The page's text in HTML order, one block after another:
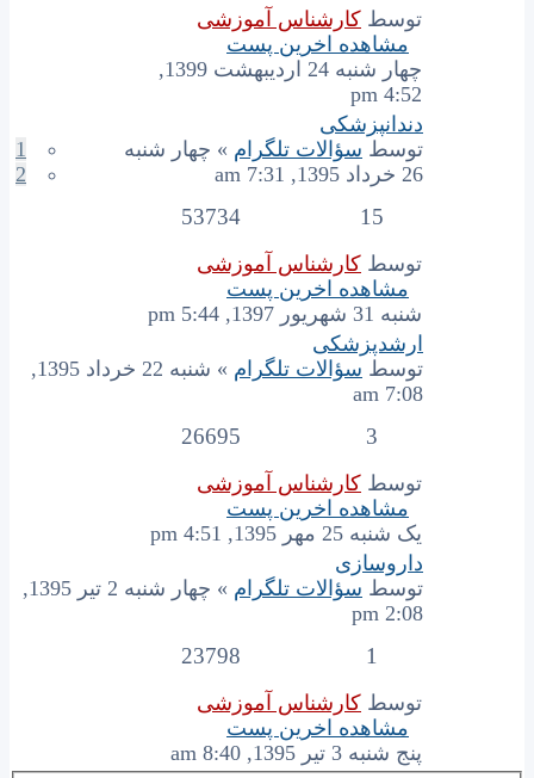
توسط کارشناس آموزشی
مشاهده اخرین پست
چهار شنبه 24 اردیبهشت 1399,
4:52 pm
دندانپزشکی
1
2
توسط سؤالات تلگرام » چهار شنبه
26 خرداد 1395, 7:31 am
15
53734
توسط کارشناس آموزشی
مشاهده اخرین پست
شنبه 31 شهریور 1397, 5:44 pm
ارشدپزشکی
توسط سؤالات تلگرام
» شنبه 22 خرداد 1395,
7:08 am
3
26695
توسط کارشناس آموزشی
مشاهده اخرین پست
یک شنبه 25 مهر 1395, 4:51 pm
داروسازى
توسط سؤالات تلگرام
» چهار شنبه 2 تیر 1395,
2:08 pm
1
23798
توسط کارشناس آموزشی
مشاهده اخرین پست
پنج شنبه 3 تیر 1395, 8:40 am